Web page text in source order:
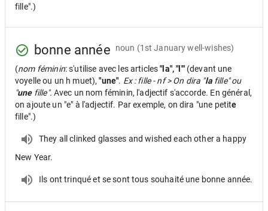
fille".)
bonne année noun (1st January well-wishes)
(nom féminin: s'utilise avec les articles"la", "l'" (devant une
voyelle ou un h muet),"une". Ex : fille - nf > On dira "lafille" ou
"unefille". Avec un nom féminin, l'adjectif s'accorde. En général,
on ajoute un "e" à l'adjectif. Par exemple, on dira "une petite
fille".)
They all clinked glasses and wished each other a happy
New Year.
Ils ont trinqué et se sont tous souhaité une bonne année.